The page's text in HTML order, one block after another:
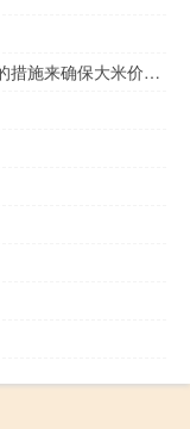
印度尼西亚财政部官员表示该国将推出新的措施来确保大米价格的可负担性